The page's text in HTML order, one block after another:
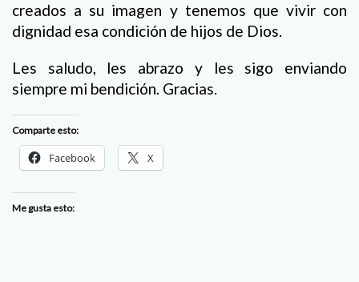
creados a su imagen y tenemos que vivir con
dignidad esa condición de hijos de Dios.
Les saludo, les abrazo y les sigo enviando
siempre mi bendición. Gracias.
Comparte esto:
Facebook X
Me gusta esto: